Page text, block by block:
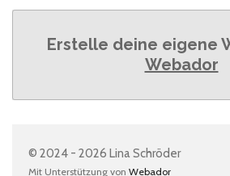
Erstelle deine eigene
Webador
© 2024 - 2026 Lina Schröder
Mit Unterstützung von Webador